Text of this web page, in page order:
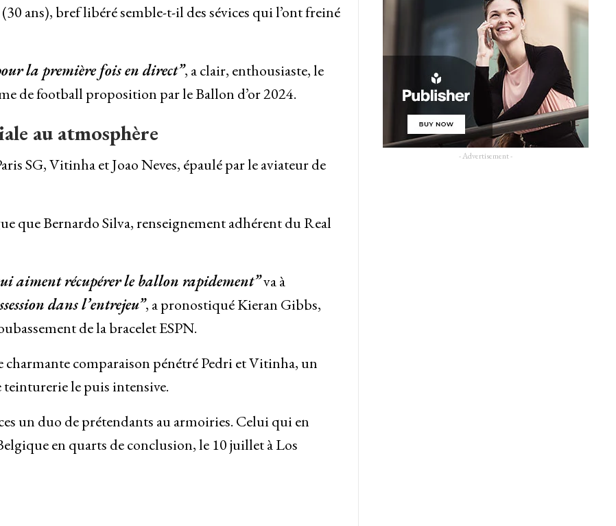
ans), bref libéré semble-t-il des sévices qui l’ont freiné
la première fois en direct”, a clair, enthousiaste, le
de football proposition par le Ballon d’or 2024.
au atmosphère
SG, Vitinha et Joao Neves, épaulé par le aviateur de
que Bernardo Silva, renseignement adhérent du Real
aiment récupérer le ballon rapidement”va à
dans l’entrejeu”, a pronostiqué Kieran Gibbs,
de la bracelet ESPN.
comparaison pénétré Pedri et Vitinha, un
le puis intensive.
un duo de prétendants au armoiries. Celui qui en
en quarts de conclusion, le 10 juillet à Los
- Advertisement -